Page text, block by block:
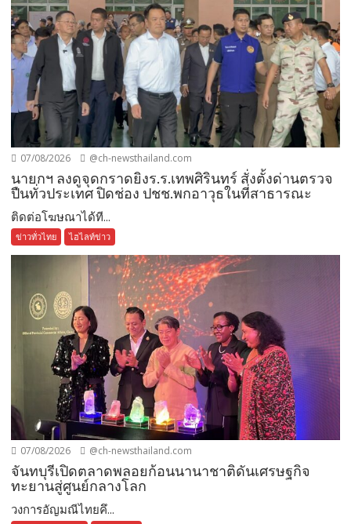
07/08/2026 @ch-newsthailand.com
นายกฯ ลงดูจุดกราดยิงร.ร.เทพศิรินทร์ สั่งตั้งด่านตรวจ
ปืนทั่วประเทศ ปิดช่อง ปชช.พกอาวุธในที่สาธารณะ
ติดต่อโฆษณาได้ที...
ข่าวทั่วไทย ไฮไลท์ข่าว
07/08/2026 @ch-newsthailand.com
จันทบุรีเปิดตลาดพลอยก้อนนานาชาติดันเศรษฐกิจ
ทะยานสู่ศูนย์กลางโลก
วงการอัญมณีไทยคึ...